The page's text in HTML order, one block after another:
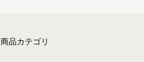
商品カテゴリ